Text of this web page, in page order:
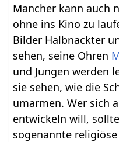
Mancher kann auch
ohne ins Kino zu
Bilder Halbnackter
sehen, seine Ohren
und Jungen werden
sie sehen, wie die
umarmen. Wer sich
entwickeln will,
sogenannte